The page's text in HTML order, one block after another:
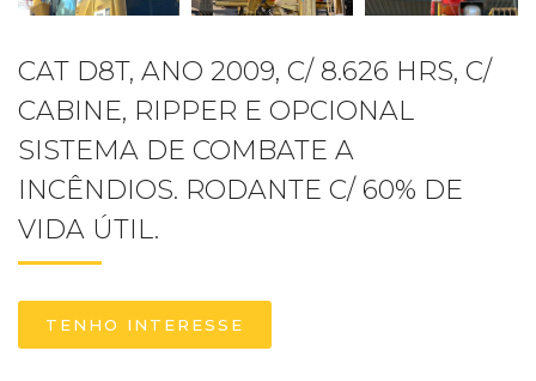
CAT D8T, ANO 2009, C/ 8.626 HRS, C/
CABINE, RIPPER E OPCIONAL
SISTEMA DE COMBATE A
INCÊNDIOS. RODANTE C/ 60% DE
VIDA ÚTIL.
TENHO INTERESSE